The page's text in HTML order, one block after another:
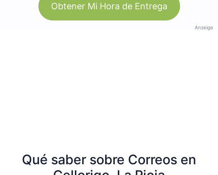
Obtener Mi Hora de Entrega
Anzeige
Qué saber sobre Correos en